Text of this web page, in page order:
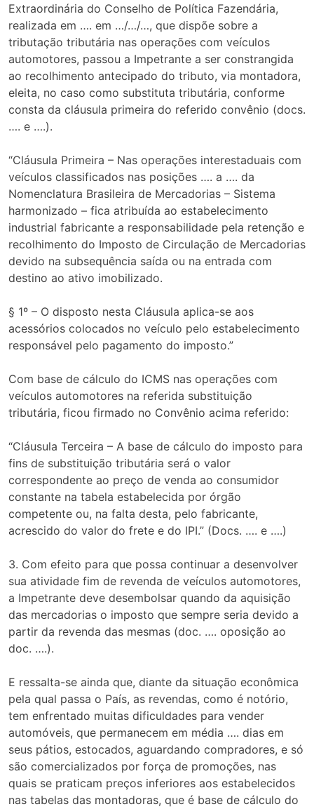
Extraordinária do Conselho de Política Fazendária,
realizada em …. em …/…/…, que dispõe sobre a
tributação tributária nas operações com veículos
automotores, passou a Impetrante a ser constrangida
ao recolhimento antecipado do tributo, via montadora,
eleita, no caso como substituta tributária, conforme
consta da cláusula primeira do referido convênio (docs.
…. e ….).
“Cláusula Primeira – Nas operações interestaduais com
veículos classificados nas posições …. a …. da
Nomenclatura Brasileira de Mercadorias – Sistema
harmonizado – fica atribuída ao estabelecimento
industrial fabricante a responsabilidade pela retenção e
recolhimento do Imposto de Circulação de Mercadorias
devido na subsequência saída ou na entrada com
destino ao ativo imobilizado.
§ 1º – O disposto nesta Cláusula aplica-se aos
acessórios colocados no veículo pelo estabelecimento
responsável pelo pagamento do imposto.”
Com base de cálculo do ICMS nas operações com
veículos automotores na referida substituição
tributária, ficou firmado no Convênio acima referido:
“Cláusula Terceira – A base de cálculo do imposto para
fins de substituição tributária será o valor
correspondente ao preço de venda ao consumidor
constante na tabela estabelecida por órgão
competente ou, na falta desta, pelo fabricante,
acrescido do valor do frete e do IPI.” (Docs. …. e ….)
3. Com efeito para que possa continuar a desenvolver
sua atividade fim de revenda de veículos automotores,
a Impetrante deve desembolsar quando da aquisição
das mercadorias o imposto que sempre seria devido a
partir da revenda das mesmas (doc. …. oposição ao
doc. ….).
E ressalta-se ainda que, diante da situação econômica
pela qual passa o País, as revendas, como é notório,
tem enfrentado muitas dificuldades para vender
automóveis, que permanecem em média …. dias em
seus pátios, estocados, aguardando compradores, e só
são comercializados por força de promoções, nas
quais se praticam preços inferiores aos estabelecidos
nas tabelas das montadoras, que é base de cálculo do